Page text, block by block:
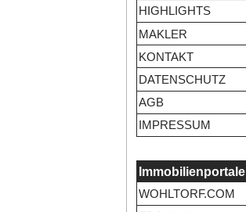
HIGHLIGHTS
MAKLER
KONTAKT
DATENSCHUTZ
AGB
IMPRESSUM
Immobilienportale
WOHLTORF.COM